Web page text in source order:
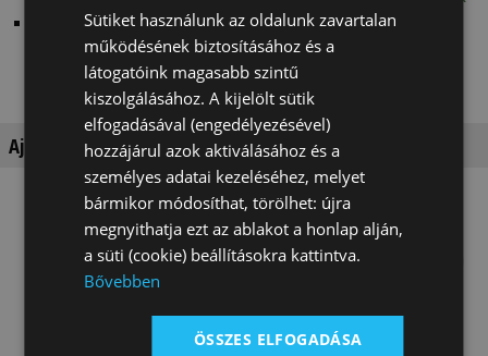
Díjugrató versenyre / Lovas kobak és védőmellény
díjugratáshoz
Ajánlott termékek
Sütiket használunk az oldalunk zavartalan
működésének biztosításához és a
látogatóink magasabb szintű
kiszolgálásához. A kijelölt sütik
elfogadásával (engedélyezésével)
hozzájárul azok aktiválásához és a
személyes adatai kezeléséhez, melyet
bármikor módosíthat, törölhet: újra
megnyithatja ezt az ablakot a honlap alján,
a süti (cookie) beállításokra kattintva.
Bővebben
ÖSSZES ELFOGADÁSA